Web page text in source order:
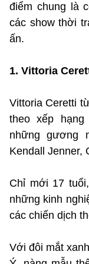
điểm chung là
các show thời
ấn.
1. Vittoria
Vittoria Ceretti
theo xếp hạng
những gương
Kendall Jenner,
Chỉ mới 17
những kinh
các chiến dịch
Với đôi mắt